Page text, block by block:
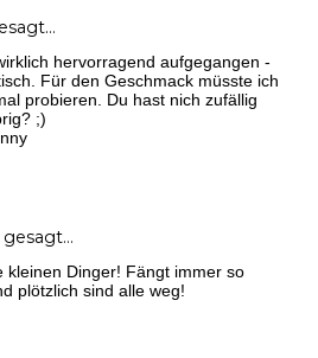
hervorragend aufgegangen -
Für den Geschmack müsste ich
probieren. Du hast nich zufällig
;)
kleinen Dinger! Fängt immer so
plötzlich sind alle weg!